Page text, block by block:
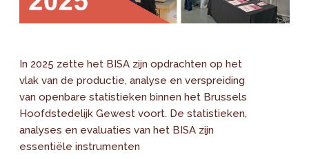
In 2025 zette het BISA zijn opdrachten op het
vlak van de productie, analyse en verspreiding
van openbare statistieken binnen het Brussels
Hoofdstedelijk Gewest voort. De statistieken,
analyses en evaluaties van het BISA zijn
essentiële instrumenten